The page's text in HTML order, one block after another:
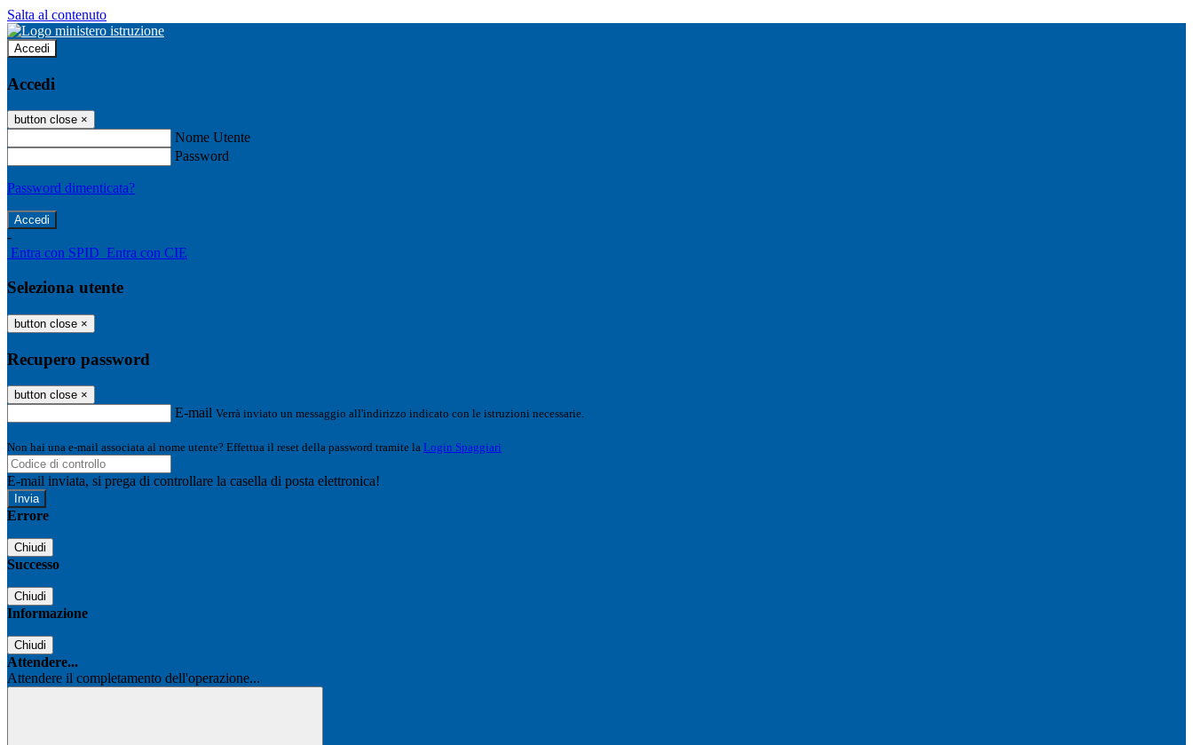
Salta al contenuto
Accedi
Accedi
button close ×
Nome Utente
Password
Password dimenticata?
-
Entra con SPID Entra con CIE
Seleziona utente
button close ×
Recupero password
button close ×
E-mail Verrà inviato un messaggio all'indirizzo indicato con le istruzioni necessarie.
Non hai una e-mail associata al nome utente? Effettua il reset della password tramite la Login Spaggiari
E-mail inviata, si prega di controllare la casella di posta elettronica!
Errore
Chiudi
Successo
Chiudi
Informazione
Chiudi
Attendere...
Attendere il completamento dell'operazione...